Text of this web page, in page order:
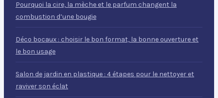
Pourquoi la cire, la mèche et le parfum changent la
combustion d’une bougie
Déco bocaux : choisir le bon format, la bonne ouverture et
le bon usage
Salon de jardin en plastique : 4 étapes pour le nettoyer et
raviver son éclat